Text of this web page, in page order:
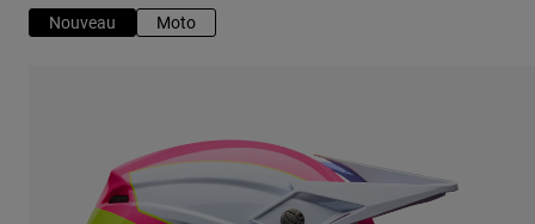
Explorez Moto
Jet
Intégrales
Route et Gravel
Nouveau Moto